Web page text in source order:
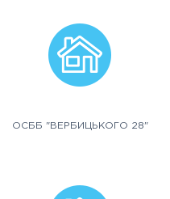
ОСББ "ВЕРБИЦЬКОГО 28"